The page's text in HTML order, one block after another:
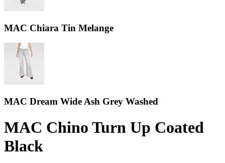
MAC Chiara Tin Melange
MAC Dream Wide Ash Grey Washed
MAC Chino Turn Up Coated
Black